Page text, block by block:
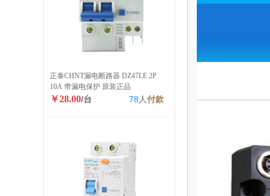
正泰CHNT漏电断路器 DZ47LE 2P
10A 带漏电保护 原装正品
￥28.00/台 78 人付款